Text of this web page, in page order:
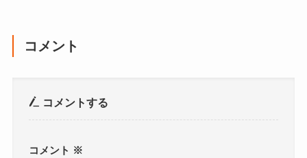
コメント
コメントする
コメント ※